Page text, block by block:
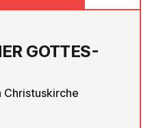
GOT­TES­
Christuskirche